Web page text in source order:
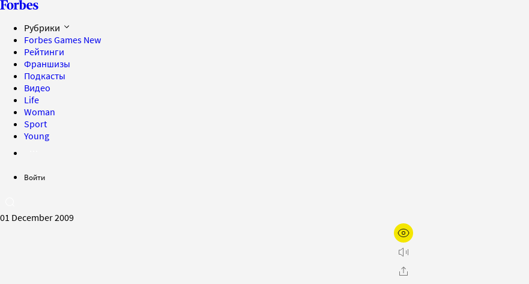
Рубрики
Forbes Games New
Рейтинги
Франшизы
Подкасты
Видео
Life
Woman
Sport
Young
Войти
01 December 2009